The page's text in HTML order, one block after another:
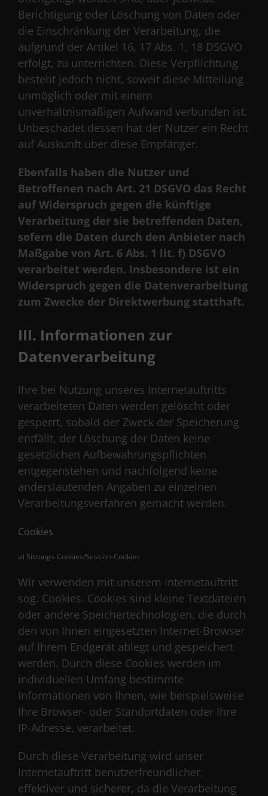
Berichtigung oder Löschung von Daten oder
die Einschränkung der Verarbeitung, die
aufgrund der Artikel 16, 17 Abs. 1, 18 DSGVO
erfolgt, zu unterrichten. Diese Verpflichtung
besteht jedoch nicht, soweit diese Mitteilung
unmöglich oder mit einem
unverhältnismäßigen Aufwand verbunden ist.
Unbeschadet dessen hat der Nutzer ein Recht
auf Auskunft über diese Empfänger.
Ebenfalls haben die Nutzer und
Betroffenen nach Art. 21 DSGVO das Recht
auf Widerspruch gegen die künftige
Verarbeitung der sie betreffenden Daten,
sofern die Daten durch den Anbieter nach
Maßgabe von Art. 6 Abs. 1 lit. f) DSGVO
verarbeitet werden. Insbesondere ist ein
Widerspruch gegen die Datenverarbeitung
zum Zwecke der Direktwerbung statthaft.
III. Informationen zur
Datenverarbeitung
Ihre bei Nutzung unseres Internetauftritts
verarbeiteten Daten werden gelöscht oder
gesperrt, sobald der Zweck der Speicherung
entfällt, der Löschung der Daten keine
gesetzlichen Aufbewahrungspflichten
entgegenstehen und nachfolgend keine
anderslautenden Angaben zu einzelnen
Verarbeitungsverfahren gemacht werden.
Cookies
a) Sitzungs-Cookies/Session-Cookies
Wir verwenden mit unserem Internetauftritt
sog. Cookies. Cookies sind kleine Textdateien
oder andere Speichertechnologien, die durch
den von Ihnen eingesetzten Internet-Browser
auf Ihrem Endgerät ablegt und gespeichert
werden. Durch diese Cookies werden im
individuellen Umfang bestimmte
Informationen von Ihnen, wie beispielsweise
Ihre Browser- oder Standortdaten oder Ihre
IP-Adresse, verarbeitet.
Durch diese Verarbeitung wird unser
Internetauftritt benutzerfreundlicher,
effektiver und sicherer, da die Verarbeitung